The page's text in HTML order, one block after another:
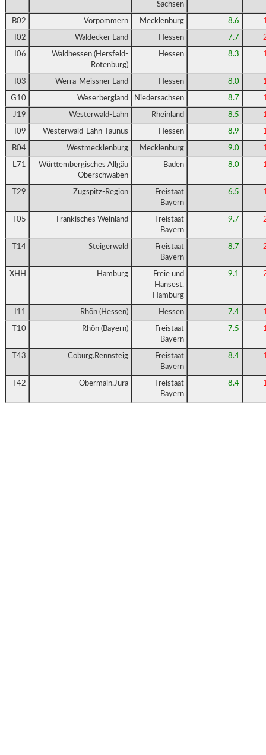
Sachsen
B02 Vorpommern Mecklenburg 8.6
I02 Waldecker Land Hessen 7.7
I06
Waldhessen (Hersfeld-
Rotenburg)
Hessen 8.3
I03 Werra-Meissner Land Hessen 8.0
G10 Weserbergland Niedersachsen 8.7
J19 Westerwald-Lahn Rheinland 8.5
I09 Westerwald-Lahn-Taunus Hessen 8.9
B04 Westmecklenburg Mecklenburg 9.0
L71
Württembergisches Allgäu
Oberschwaben
Baden 8.0
T29 Zugspitz-Region
Freistaat
Bayern
6.5
T05 Fränkisches Weinland
Freistaat
Bayern
9.7
T14 Steigerwald
Freistaat
Bayern
8.7
XHH Hamburg
Freie und
Hansest.
Hamburg
9.1
I11 Rhön (Hessen) Hessen 7.4
T10 Rhön (Bayern)
Freistaat
Bayern
7.5
T43 Coburg.Rennsteig
Freistaat
Bayern
8.4
T42 Obermain.Jura
Freistaat
Bayern
8.4